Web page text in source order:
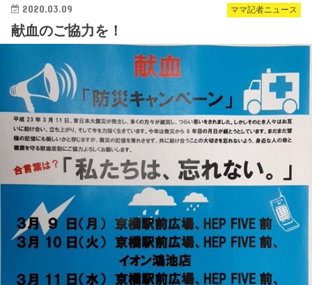
ママ記者ニュース
2020.03.09
献血のご協力を！